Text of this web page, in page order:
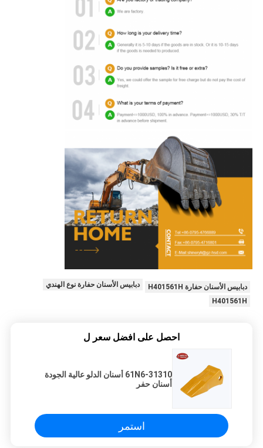
دبابيس الأسنان حفارة H401561H
دبابيس الأسنان حفارة نوع الهندي
H401561H
احصل على افضل سعر ل
61N6-31310 أسنان الدلو عالية الجودة
أسنان حفر
استمر